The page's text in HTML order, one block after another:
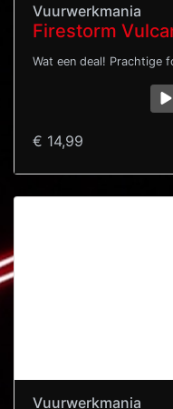
Vuurwerkmania
Firestorm
Wat een deal! Prachtige
€ 14,99
Vuurwerkmania